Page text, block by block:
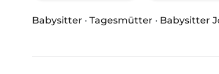
Babysitter · Tagesmütter · Babysitter